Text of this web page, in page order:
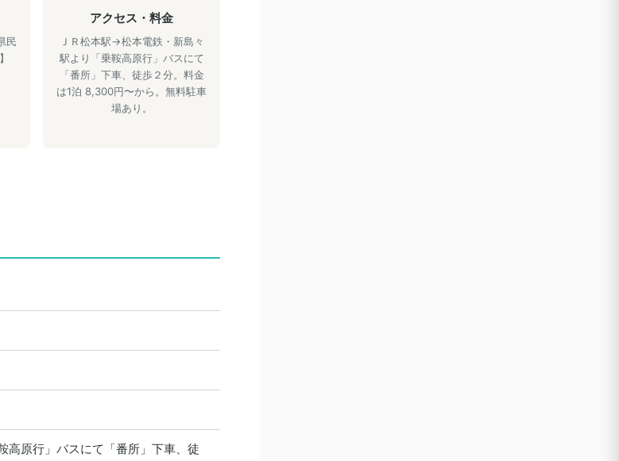
民
アクセス・料金
ＪＲ松本駅→松本電鉄・新島々
駅より「乗鞍高原行」バスにて
「番所」下車、徒歩２分。料金
は1泊 8,300円〜から。無料駐車
場あり。
高原行」バスにて「番所」下車、徒